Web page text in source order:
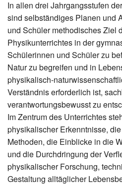
In allen drei Jahrgangsstufen
sind selbständiges Planen und
und Schüler methodisches Ziel
Physikunterrichtes in der
Schülerinnen und Schüler zu
Natur zu begreifen und in
physikalisch-
Verständnis erforderlich ist,
verantwortungsbewusst zu
Im Zentrum des Unterrichtes
physikalischer Erkenntnisse,
Methoden, die Einblicke in die
und die Durchdringung der
physikalischer Forschung,
Gestaltung alltäglicher